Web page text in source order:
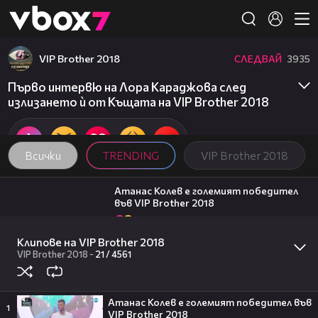
👾
Клипове на VIP Brother 2018
VIP Brother 2018 - 21 /4561
1
Атанас Колев е големият победител във
VIP Brother 2018
Всички TRENDING VIP Brother 2018
VIP Brother 2018 СЛЕДВАЙ 3935
Първо интервю на Лора Караджова след
излизането ѝ от Къщата на VIP Brother 2018
06:03
Атанас Колев е големият победител
във VIP Brother 2018
Константин заема почетното второ
място във VIP Brother 2018
Фирмата със седалище в Лясковец
внедрява роботизирана техника и
изкуствен интелект